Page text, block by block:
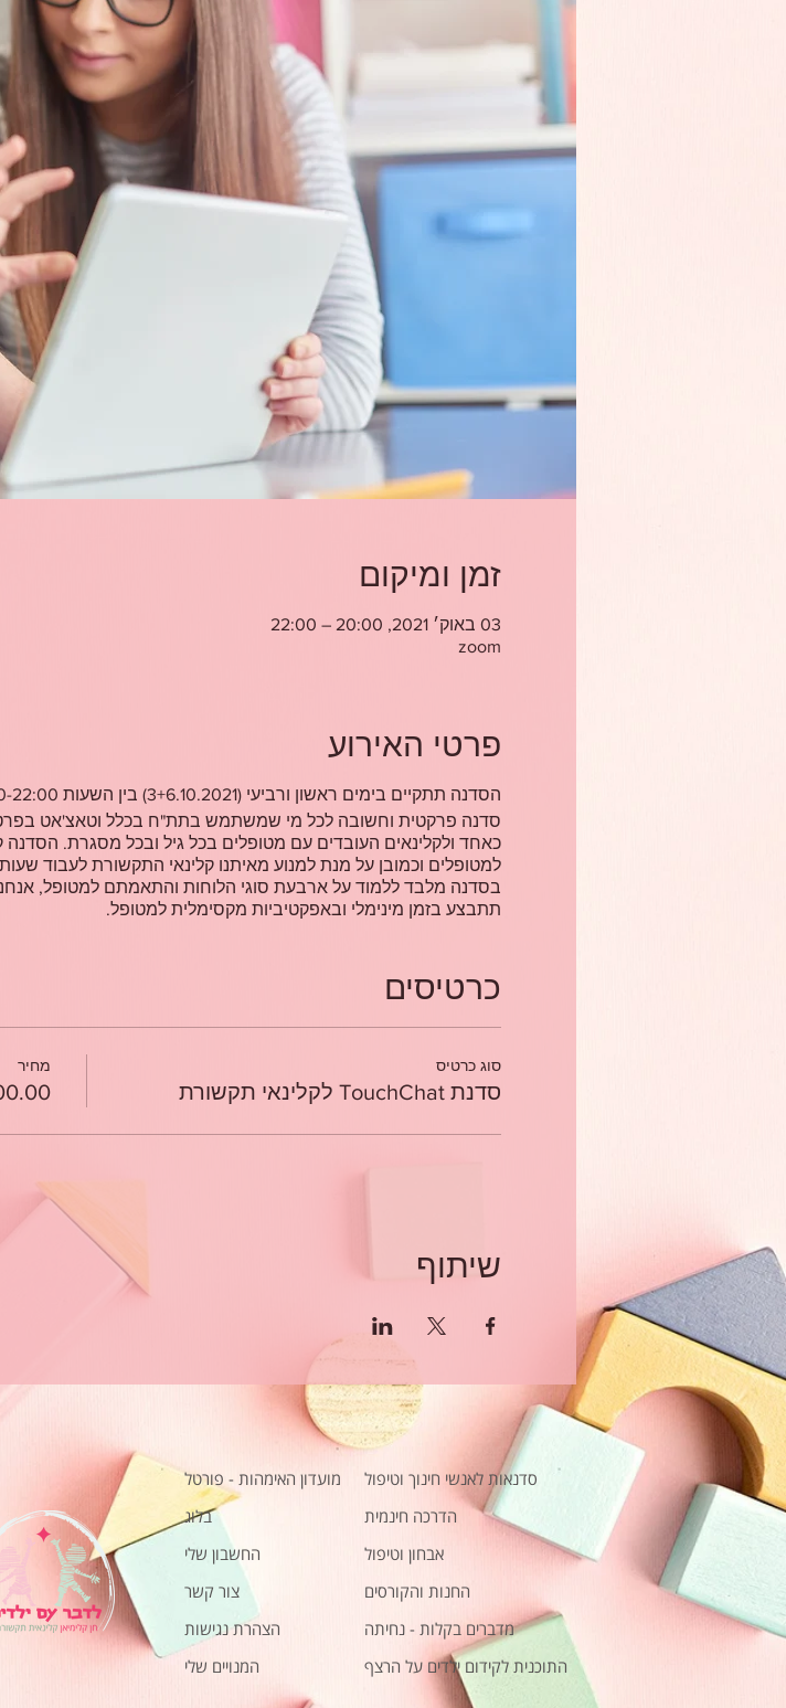
זמן ומיקום
03 באוק׳ 2021, 20:00 – 22:00
zoom
פרטי האירוע
הסדנה תתקיים בימים ראשון ורביעי (3+6.10.2021) בין השעות 20:00-22:00. סך הכל 4 שעות.
סדנה פרקטית וחשובה לכל מי שמשתמש בתת"ח בכלל וטאצ'אט
כאחד ולקלינאים העובדים עם מטופלים בכל גיל ובכל מסגרת.
למטופלים וכמובן על מנת למנוע מאיתנו קלינאי התקשורת לעבוד
בסדנה מלבד ללמוד על ארבעת סוגי הלוחות והתאמתם למטופל,
תתבצע בזמן מינימלי ובאפקטיביות מקסימלית למטופל.
כרטיסים
סוג כרטיס
סדנת TouchChat לקלינאי תקשורת
מחיר
‏200.00 ‏₪
שיתוף
מועדון האימהות - פורטל
בלוג
החשבון שלי
צור קשר
הצהרת נגישות
המנויים שלי
סדנאות לאנשי חינוך וטיפול
הדרכה חינמית
אבחון וטיפול
החנות והקורסים
מדברים בקלות - נחיתה
התוכנית לקידום ילדים על הרצף